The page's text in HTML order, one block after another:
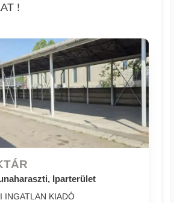
!
Iparterület
INGATLAN KIADÓ